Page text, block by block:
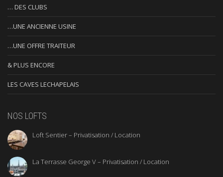
… DES CLUBS
…UNE ANCIENNE USINE
…UNE OFFRE TRAITEUR
& PLUS ENCORE
LES CAVES LECHAPELAIS
NOS LOFTS
Loft Sentier – Privatisation / Location
La Terrasse George V – Privatisation / Location